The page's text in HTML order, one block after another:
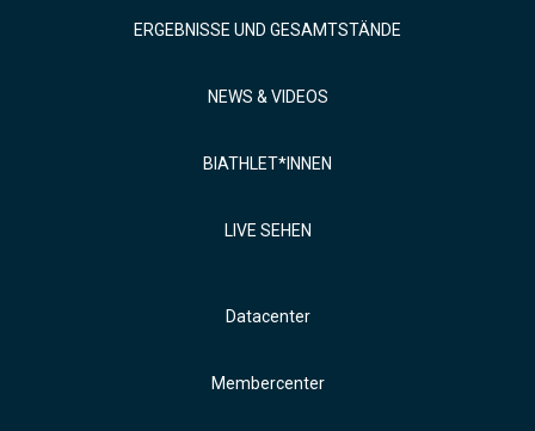
ERGEBNISSE UND GESAMTSTÄNDE
NEWS & VIDEOS
BIATHLET*INNEN
LIVE SEHEN
Datacenter
Membercenter